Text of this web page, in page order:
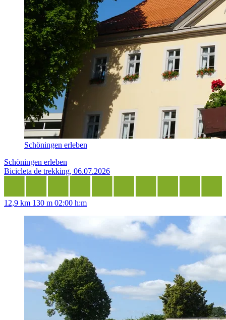
Schöningen erleben
Schöningen erleben
Bicicleta de trekking, 06.07.2026
12,9 km 130 m 02:00 h:m